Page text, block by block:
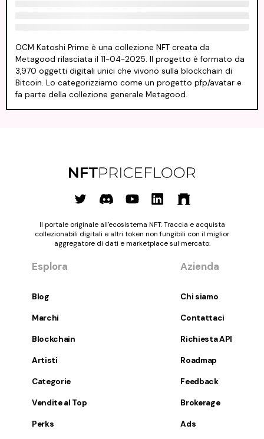
OCM Katoshi Prime è una collezione NFT creata da
Metagood rilasciata il 11-04-2025. Il progetto è formato da
3,970 oggetti digitali unici che vivono sulla blockchain di
Bitcoin. Lo categorizziamo come un progetto pfp/avatar e
fa parte della collezione generale Metagood.
Il portale originale all'ecosistema NFT. Traccia e acquista
collezionabili digitali e altri token non fungibili con il miglior
aggregatore di dati e marketplace sul mercato.
Esplora
Blog
Marchi
Blockchain
Artisti
Categorie
Vendite al Top
Perks
Azienda
Chi siamo
Contattaci
Richiesta API
Roadmap
Feedback
Brokerage
Ads